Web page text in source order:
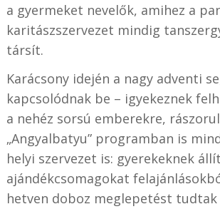
a gyermeket nevelők, amihez a
karitászszervezet mindig
társít.
Karácsony idején a nagy adventi
kapcsolódnak be – igyekeznek
a nehéz sorsú emberekre,
„Angyalbatyu” programban is
helyi szervezet is: gyerekeknek
ajándékcsomagokat
hetven doboz meglepetést tudtak